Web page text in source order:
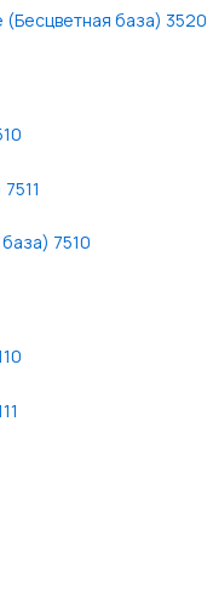
база) 3520
7510